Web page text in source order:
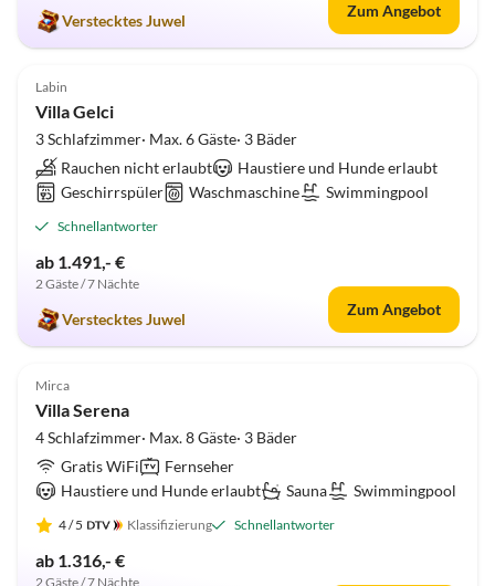
Verstecktes Juwel
Zum Angebot
5.0 (3)
Labin
Villa Gelci
3 Schlafzimmer· Max. 6 Gäste· 3 Bäder
Rauchen nicht erlaubt
Haustiere und Hunde erlaubt
Geschirrspüler
Waschmaschine Swimmingpool
Schnellantworter
ab 1.491,- €
2 Gäste / 7 Nächte
Verstecktes Juwel
Zum Angebot
4.9 (2)
Mirca
Villa Serena
4 Schlafzimmer· Max. 8 Gäste· 3 Bäder
Gratis WiFi
Fernseher
Haustiere und Hunde erlaubt
Sauna Swimmingpool
4/ 5 Klassifizierung Schnellantworter
ab 1.316,- €
2 Gäste / 7 Nächte